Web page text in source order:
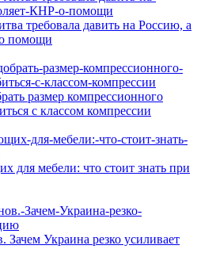
требовала давить на Россию, а
помощи
размер компрессионного
с классом компрессии
для мебели: что стоит знать при
Украина резко усиливает